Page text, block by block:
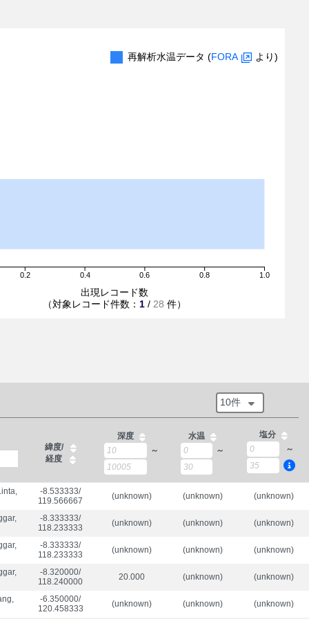
再解析水温データ (FORA より)
0.2 0.4 0.6 0.8 1.0
出現レコード数
（対象レコード件数： 1 / 28 件）
10件
緯度/
経度
深度
～
水温
～
塩分
～
-8.533333/
119.566667
(unknown) (unknown) (unknown)
-8.333333/
118.233333
(unknown) (unknown) (unknown)
-8.333333/
118.233333
(unknown) (unknown) (unknown)
-8.320000/
118.240000
20.000 (unknown) (unknown)
-6.350000/
120.458333
(unknown) (unknown) (unknown)